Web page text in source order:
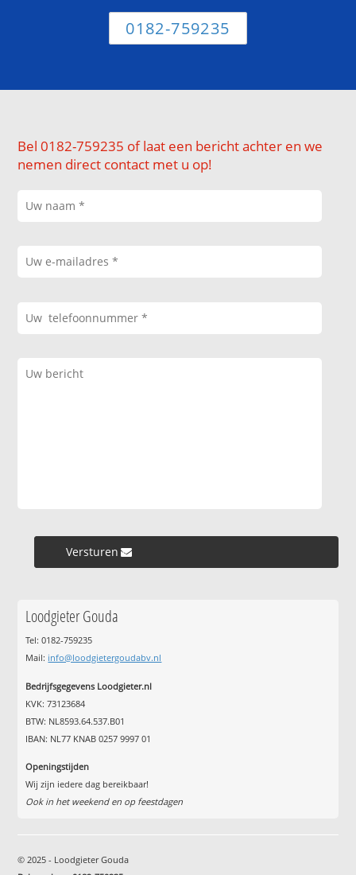
0182-759235
Bel 0182-759235 of laat een bericht achter en we
nemen direct contact met u op!
Versturen »
Loodgieter Gouda
Tel: 0182-759235
Mail: info@loodgietergoudabv.nl
Bedrijfsgegevens Loodgieter.nl
KVK: 73123684
BTW: NL8593.64.537.B01
IBAN: NL77 KNAB 0257 9997 01
Openingstijden
Wij zijn iedere dag bereikbaar!
Ook in het weekend en op feestdagen
© 2025 - Loodgieter Gouda